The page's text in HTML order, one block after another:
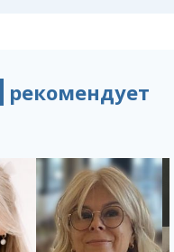
рекомендует